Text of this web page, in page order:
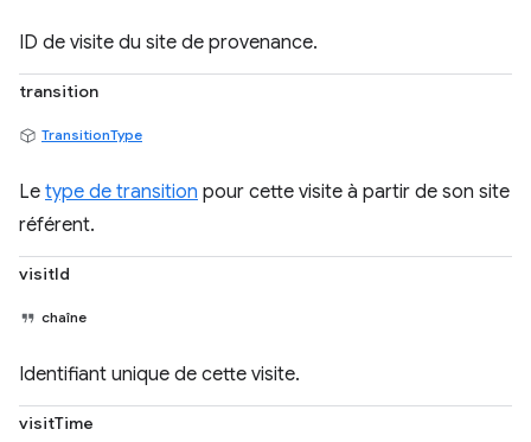
ID de visite du site de provenance.
transition
TransitionType
Le type de transition pour cette visite à partir de son site
référent.
visitId
chaîne
Identifiant unique de cette visite.
visitTime